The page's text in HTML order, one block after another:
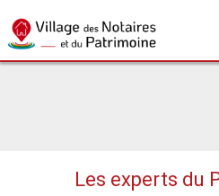
Les experts du